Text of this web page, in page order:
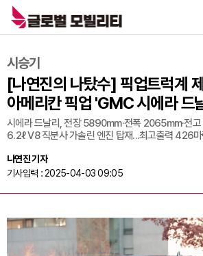
시승기
[나연진의 나탔수] 픽업트럭계
아메리칸 픽업 'GMC 시에라 드
시에라 드날리, 전장 5890mm·전폭 2065mm·전
6.2ℓ V8 직분사 가솔린 엔진 탑재...최고출력 426
나연진 기자
기사입력 : 2025-04-03 09:05